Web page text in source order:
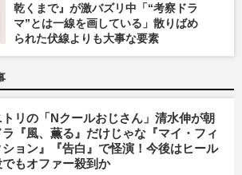
乾くまで』が激バズリ中「“考察ドラ
マ”とは一線を画している」散りばめ
られた伏線よりも大事な要素
トリの「Nクールおじさん」清水伸が朝
ラ『風、薫る』だけじゃな『マイ・フィ
ション』『告白』で怪演！今後はヒール
でもオファー殺到か